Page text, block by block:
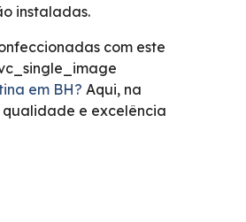
instaladas.
com este
em BH? Aqui, na
e excelência